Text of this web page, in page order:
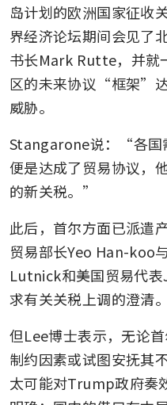
岛计划的欧洲国家征收
界经济论坛期间会见了
书长Mark Rutte，并就
区的未来协议“框架”
威胁。
Stangarone说：“各国
便是达成了贸易协议，
的新关税。”
此后，首尔方面已派遣
贸易部长Yeo Han-koo
Lutnick和美国贸易代
求有关关税上调的澄清。
但Lee博士表示，无论
制约因素或试图安抚其
太可能对Trump政府奏